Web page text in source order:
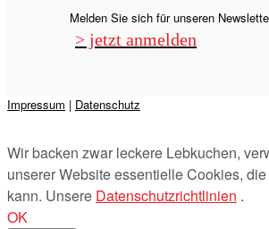
Melden Sie sich für unseren
> jetzt anmelden
Impressum | Datenschutz
Wir backen zwar leckere Lebkuchen,
unserer Website essentielle Cookies,
kann. Unsere Datenschutzrichtlinien .
OK